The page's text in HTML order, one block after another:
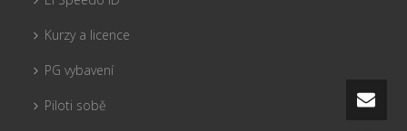
Kurzy a licence
PG vybavení
Piloti sobě